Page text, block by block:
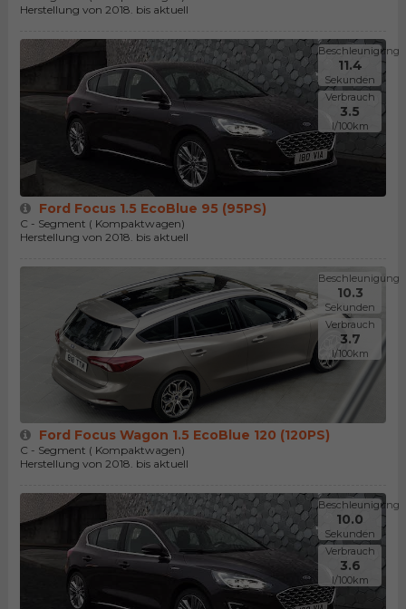
Herstellung von 2018. bis aktuell
Beschleunigung
11.4
Sekunden
Verbrauch
3.5
l/100km
Ford Focus 1.5 EcoBlue 95 (95PS)
C - Segment ( Kompaktwagen)
Herstellung von 2018. bis aktuell
Beschleunigung
10.3
Sekunden
Verbrauch
3.7
l/100km
Ford Focus Wagon 1.5 EcoBlue 120 (120PS)
C - Segment ( Kompaktwagen)
Herstellung von 2018. bis aktuell
Beschleunigung
10.0
Sekunden
Verbrauch
3.6
l/100km